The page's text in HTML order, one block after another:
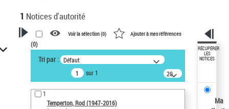
1 Notices d'autorité
VOTRE RECHERCHE
Recherche avancée dans les
notices d’autorité
Œuvres liées à l'auteur :
Temperton, Rod (1947-2016)
Voir la sélection (0) Ajouter à mes références
(0)
Tri par : Défaut
sur 1
20
résultats/page
1
Temperton, Rod (1947-2016)
RÉCUPÉRER
LES
NOTICES
Ma